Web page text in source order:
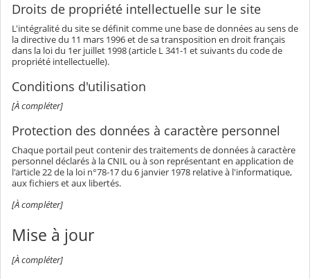
Droits de propriété intellectuelle sur le site
L'intégralité du site se définit comme une base de données au sens de
la directive du 11 mars 1996 et de sa transposition en droit français
dans la loi du 1er juillet 1998 (article L 341-1 et suivants du code de
propriété intellectuelle).
Conditions d'utilisation
[À compléter]
Protection des données à caractère personnel
Chaque portail peut contenir des traitements de données à caractère
personnel déclarés à la CNIL ou à son représentant en application de
l'article 22 de la loi n°78-17 du 6 janvier 1978 relative à l'informatique,
aux fichiers et aux libertés.
[À compléter]
Mise à jour
[À compléter]